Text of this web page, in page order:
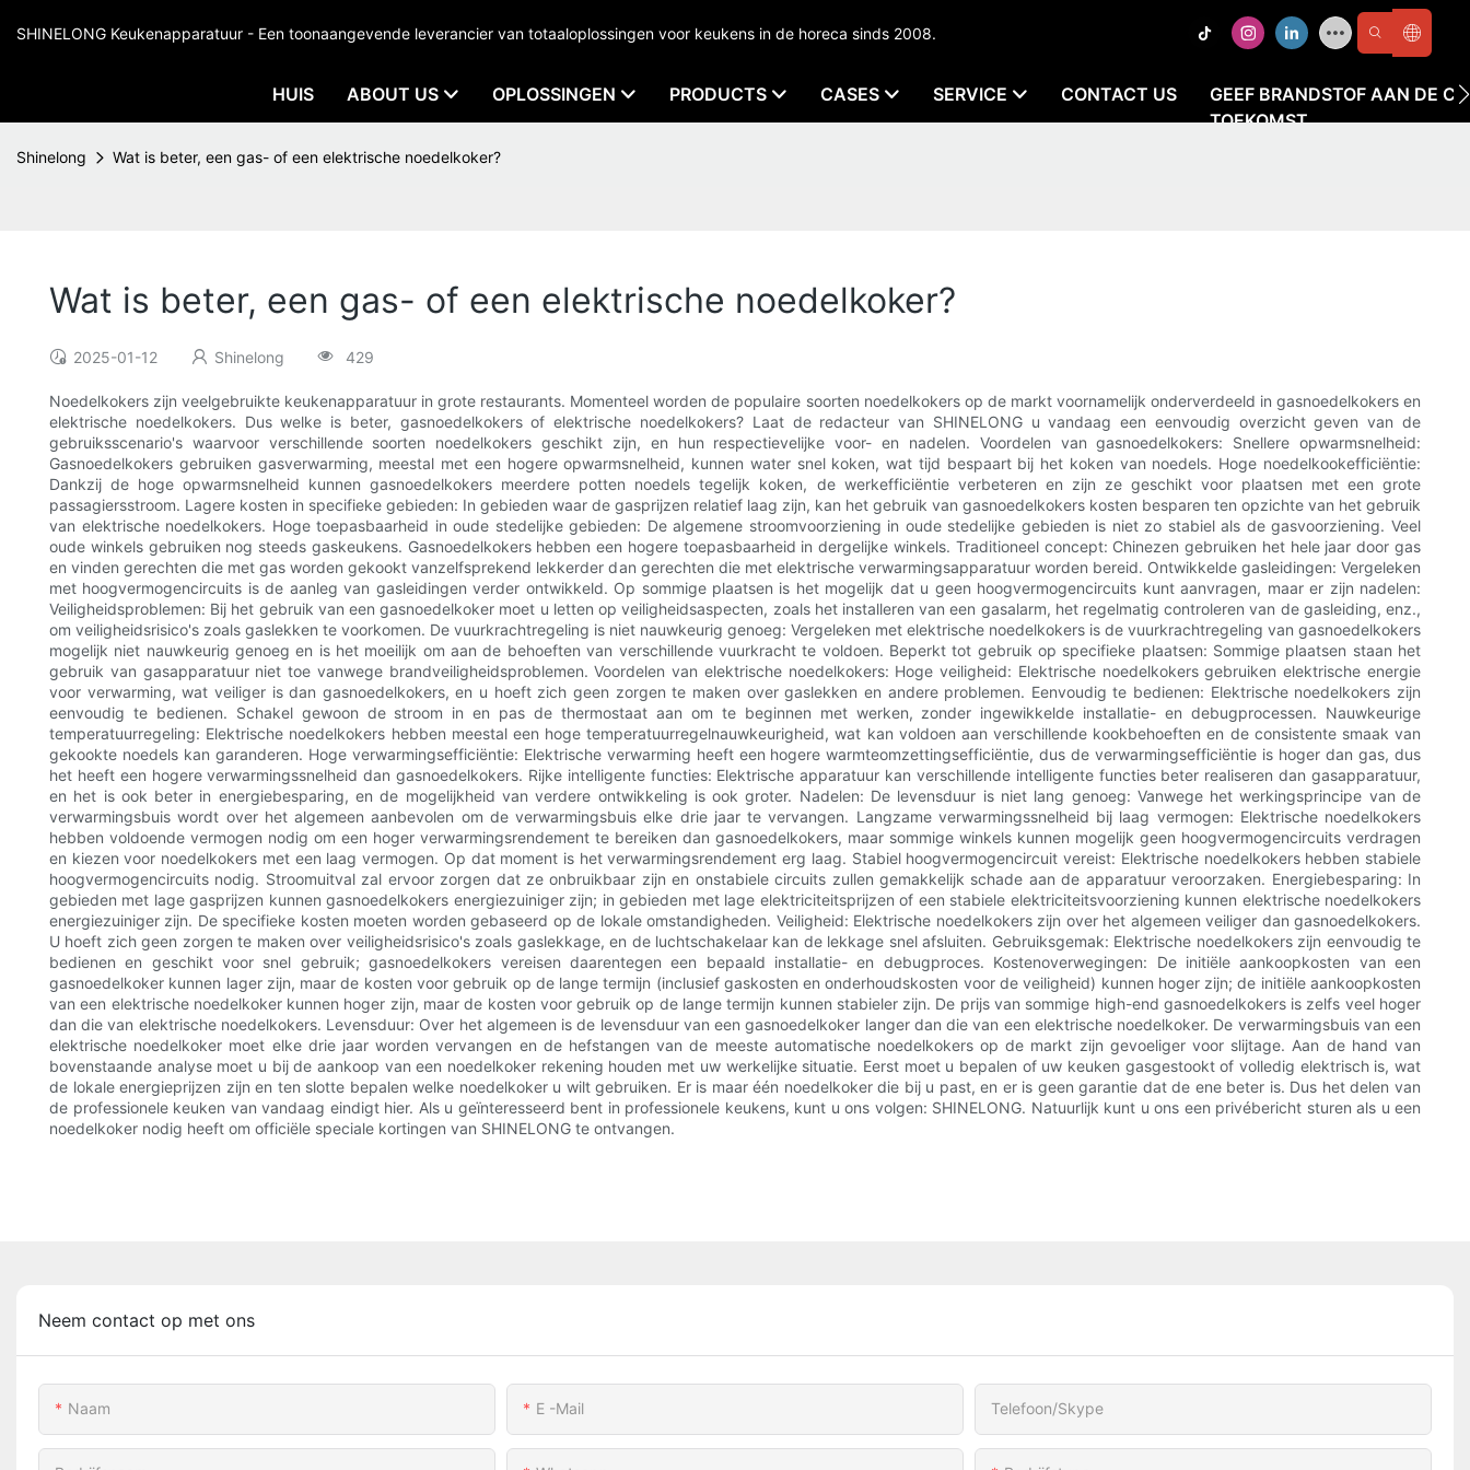
SHINELONG Keukenapparatuur - Een toonaangevende leverancier van totaaloplossingen voor keukens in de horeca sinds 2008.
HUIS ABOUT US OPLOSSINGEN PRODUCTS CASES SERVICE CONTACT US
GEEF BRANDSTOF AAN DE
TOEKOMST
Shinelong Wat is beter, een gas- of een elektrische noedelkoker?
Wat is beter, een gas- of een elektrische noedelkoker?
2025-01-12 Shinelong 429
Noedelkokers zijn veelgebruikte keukenapparatuur in grote restaurants. Momenteel worden de populaire soorten noedelkokers op de markt voornamelijk onderverdeeld in gasnoedelkokers en
elektrische noedelkokers. Dus welke is beter, gasnoedelkokers of elektrische noedelkokers? Laat de redacteur van SHINELONG u vandaag een eenvoudig overzicht geven van de
gebruiksscenario's waarvoor verschillende soorten noedelkokers geschikt zijn, en hun respectievelijke voor- en nadelen. Voordelen van gasnoedelkokers: Snellere opwarmsnelheid:
Gasnoedelkokers gebruiken gasverwarming, meestal met een hogere opwarmsnelheid, kunnen water snel koken, wat tijd bespaart bij het koken van noedels. Hoge noedelkookefficiëntie:
Dankzij de hoge opwarmsnelheid kunnen gasnoedelkokers meerdere potten noedels tegelijk koken, de werkefficiëntie verbeteren en zijn ze geschikt voor plaatsen met een grote
passagiersstroom. Lagere kosten in specifieke gebieden: In gebieden waar de gasprijzen relatief laag zijn, kan het gebruik van gasnoedelkokers kosten besparen ten opzichte van het gebruik
van elektrische noedelkokers. Hoge toepasbaarheid in oude stedelijke gebieden: De algemene stroomvoorziening in oude stedelijke gebieden is niet zo stabiel als de gasvoorziening. Veel
oude winkels gebruiken nog steeds gaskeukens. Gasnoedelkokers hebben een hogere toepasbaarheid in dergelijke winkels. Traditioneel concept: Chinezen gebruiken het hele jaar door gas
en vinden gerechten die met gas worden gekookt vanzelfsprekend lekkerder dan gerechten die met elektrische verwarmingsapparatuur worden bereid. Ontwikkelde gasleidingen: Vergeleken
met hoogvermogencircuits is de aanleg van gasleidingen verder ontwikkeld. Op sommige plaatsen is het mogelijk dat u geen hoogvermogencircuits kunt aanvragen, maar er zijn nadelen:
Veiligheidsproblemen: Bij het gebruik van een gasnoedelkoker moet u letten op veiligheidsaspecten, zoals het installeren van een gasalarm, het regelmatig controleren van de gasleiding, enz.,
om veiligheidsrisico's zoals gaslekken te voorkomen. De vuurkrachtregeling is niet nauwkeurig genoeg: Vergeleken met elektrische noedelkokers is de vuurkrachtregeling van gasnoedelkokers
mogelijk niet nauwkeurig genoeg en is het moeilijk om aan de behoeften van verschillende vuurkracht te voldoen. Beperkt tot gebruik op specifieke plaatsen: Sommige plaatsen staan ​​het
gebruik van gasapparatuur niet toe vanwege brandveiligheidsproblemen. Voordelen van elektrische noedelkokers: Hoge veiligheid: Elektrische noedelkokers gebruiken elektrische energie
voor verwarming, wat veiliger is dan gasnoedelkokers, en u hoeft zich geen zorgen te maken over gaslekken en andere problemen. Eenvoudig te bedienen: Elektrische noedelkokers zijn
eenvoudig te bedienen. Schakel gewoon de stroom in en pas de thermostaat aan om te beginnen met werken, zonder ingewikkelde installatie- en debugprocessen. Nauwkeurige
temperatuurregeling: Elektrische noedelkokers hebben meestal een hoge temperatuurregelnauwkeurigheid, wat kan voldoen aan verschillende kookbehoeften en de consistente smaak van
gekookte noedels kan garanderen. Hoge verwarmingsefficiëntie: Elektrische verwarming heeft een hogere warmteomzettingsefficiëntie, dus de verwarmingsefficiëntie is hoger dan gas, dus
het heeft een hogere verwarmingssnelheid dan gasnoedelkokers. Rijke intelligente functies: Elektrische apparatuur kan verschillende intelligente functies beter realiseren dan gasapparatuur,
en het is ook beter in energiebesparing, en de mogelijkheid van verdere ontwikkeling is ook groter. Nadelen: De levensduur is niet lang genoeg: Vanwege het werkingsprincipe van de
verwarmingsbuis wordt over het algemeen aanbevolen om de verwarmingsbuis elke drie jaar te vervangen. Langzame verwarmingssnelheid bij laag vermogen: Elektrische noedelkokers
hebben voldoende vermogen nodig om een ​​hoger verwarmingsrendement te bereiken dan gasnoedelkokers, maar sommige winkels kunnen mogelijk geen hoogvermogencircuits verdragen
en kiezen voor noedelkokers met een laag vermogen. Op dat moment is het verwarmingsrendement erg laag. Stabiel hoogvermogencircuit vereist: Elektrische noedelkokers hebben stabiele
hoogvermogencircuits nodig. Stroomuitval zal ervoor zorgen dat ze onbruikbaar zijn en onstabiele circuits zullen gemakkelijk schade aan de apparatuur veroorzaken. Energiebesparing: In
gebieden met lage gasprijzen kunnen gasnoedelkokers energiezuiniger zijn; in gebieden met lage elektriciteitsprijzen of een stabiele elektriciteitsvoorziening kunnen elektrische noedelkokers
energiezuiniger zijn. De specifieke kosten moeten worden gebaseerd op de lokale omstandigheden. Veiligheid: Elektrische noedelkokers zijn over het algemeen veiliger dan gasnoedelkokers.
U hoeft zich geen zorgen te maken over veiligheidsrisico's zoals gaslekkage, en de luchtschakelaar kan de lekkage snel afsluiten. Gebruiksgemak: Elektrische noedelkokers zijn eenvoudig te
bedienen en geschikt voor snel gebruik; gasnoedelkokers vereisen daarentegen een bepaald installatie- en debugproces. Kostenoverwegingen: De initiële aankoopkosten van een
gasnoedelkoker kunnen lager zijn, maar de kosten voor gebruik op de lange termijn (inclusief gaskosten en onderhoudskosten voor de veiligheid) kunnen hoger zijn; de initiële aankoopkosten
van een elektrische noedelkoker kunnen hoger zijn, maar de kosten voor gebruik op de lange termijn kunnen stabieler zijn. De prijs van sommige high-end gasnoedelkokers is zelfs veel hoger
dan die van elektrische noedelkokers. Levensduur: Over het algemeen is de levensduur van een gasnoedelkoker langer dan die van een elektrische noedelkoker. De verwarmingsbuis van een
elektrische noedelkoker moet elke drie jaar worden vervangen en de hefstangen van de meeste automatische noedelkokers op de markt zijn gevoeliger voor slijtage. Aan de hand van
bovenstaande analyse moet u bij de aankoop van een noedelkoker rekening houden met uw werkelijke situatie. Eerst moet u bepalen of uw keuken gasgestookt of volledig elektrisch is, wat
de lokale energieprijzen zijn en ten slotte bepalen welke noedelkoker u wilt gebruiken. Er is maar één noedelkoker die bij u past, en er is geen garantie dat de ene beter is. Dus het delen van
de professionele keuken van vandaag eindigt hier. Als u geïnteresseerd bent in professionele keukens, kunt u ons volgen: SHINELONG. Natuurlijk kunt u ons een privébericht sturen als u een
noedelkoker nodig heeft om officiële speciale kortingen van SHINELONG te ontvangen.
Neem contact op met ons
Naam E -mail Telefoon/skype